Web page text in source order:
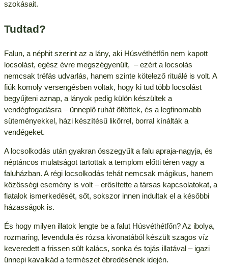
szokásait.
Tudtad?
Falun, a néphit szerint az a lány, aki Húsvéthétfőn nem kapott
locsolást, egész évre megszégyenült, – ezért a locsolás
nemcsak tréfás udvarlás, hanem szinte kötelező rituálé is volt. A
fiúk komoly versengésben voltak, hogy ki tud több locsolást
begyűjteni aznap, a lányok pedig külön készültek a
vendégfogadásra – ünneplő ruhát öltöttek, és a legfinomabb
süteményekkel, házi készítésű likőrrel, borral kínálták a
vendégeket.
A locsolkodás után gyakran összegyűlt a falu apraja-nagyja, és
néptáncos mulatságot tartottak a templom előtti téren vagy a
faluházban. A régi locsolkodás tehát nemcsak mágikus, hanem
közösségi esemény is volt – erősítette a társas kapcsolatokat, a
fiatalok ismerkedését, sőt, sokszor innen indultak el a későbbi
házasságok is.
És hogy milyen illatok lengte be a falut Húsvéthétfőn? Az ibolya,
rozmaring, levendula és rózsa kivonatából készült szagos víz
keveredett a frissen sült kalács, sonka és tojás illatával – igazi
ünnepi kavalkád a természet ébredésének idején.